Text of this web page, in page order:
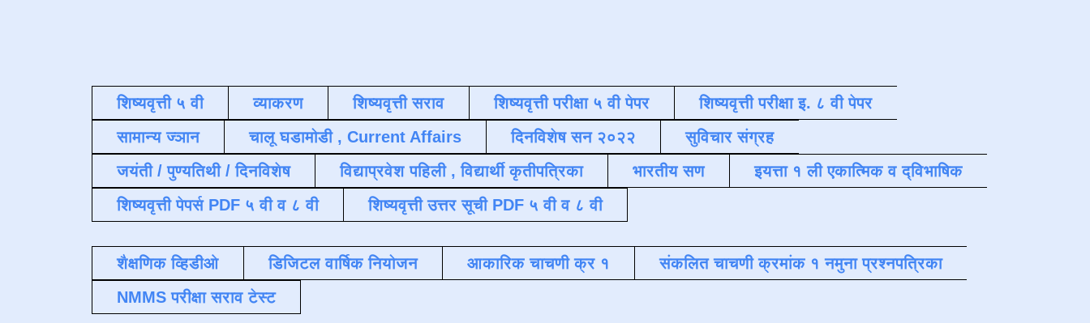
शिष्यवृत्ती ५ वी व्याकरण शिष्यवृत्ती सराव शिष्यवृत्ती परीक्षा ५ वी पेपर
शिष्यवृत्ती परीक्षा इ. ८ वी पेपर
सामान्य ज्ञान
चालू घडामोडी , Current Affairs दिनविशेष सन २०२२
सुविचार संग्रह
जयंती / पुण्यतिथी / दिनविशेष
विद्याप्रवेश पहिली , विद्यार्थी कृतीपत्रिका भारतीय सण
इयत्ता १ ली एकात्मिक व द्विभाषिक
शिष्यवृत्ती पेपर्स PDF ५ वी व ८ वी
शिष्यवृत्ती उत्तर सूची PDF ५ वी व ८ वी
शैक्षणिक व्हिडीओ डिजिटल वार्षिक नियोजन आकारिक चाचणी क्र १
संकलित चाचणी क्रमांक १ नमुना प्रश्नपत्रिका
NMMS परीक्षा सराव टेस्ट